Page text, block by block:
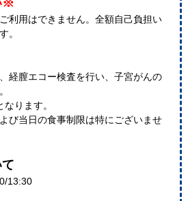
※
利用はできません。全額自己負担い
。
経膣エコー検査を行い、子宮がんの
ります。
び当日の食事制限は特にございませ
13:30